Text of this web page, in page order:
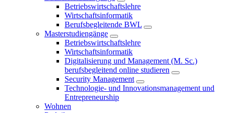
Betriebswirtschaftslehre
Wirtschaftsinformatik
Berufsbegleitende BWL
Masterstudiengänge
Betriebswirtschaftslehre
Wirtschaftsinformatik
Digitalisierung und Management (M. Sc.)
berufsbegleitend online studieren
Security Management
Technologie- und Innovationsmanagement und
Entrepreneurship
Wohnen